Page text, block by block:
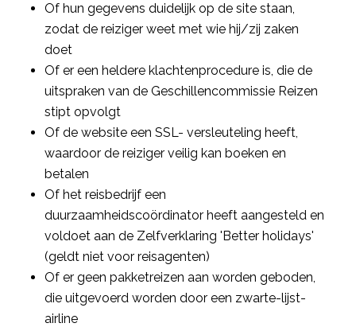
Of hun gegevens duidelijk op de site staan,
zodat de reiziger weet met wie hij/zij zaken
doet
Of er een heldere klachtenprocedure is, die de
uitspraken van de Geschillencommissie Reizen
stipt opvolgt
Of de website een SSL- versleuteling heeft,
waardoor de reiziger veilig kan boeken en
betalen
Of het reisbedrijf een
duurzaamheidscoördinator heeft aangesteld en
voldoet aan de Zelfverklaring 'Better holidays'
(geldt niet voor reisagenten)
Of er geen pakketreizen aan worden geboden,
die uitgevoerd worden door een zwarte-lijst-
airline